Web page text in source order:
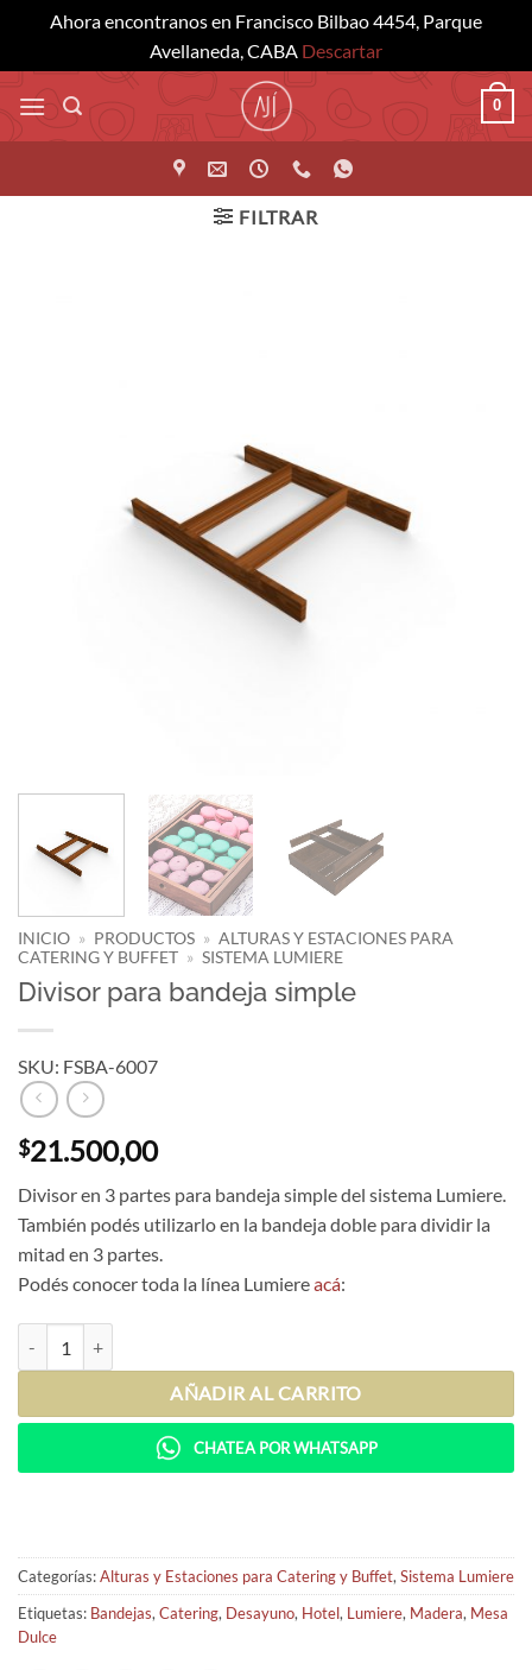
Ahora encontranos en Francisco Bilbao 4454, Parque
Avellaneda, CABA Descartar
Saltar
al
contenido
0
FILTRAR
INICIO » PRODUCTOS » ALTURAS Y ESTACIONES PARA
CATERING Y BUFFET » SISTEMA LUMIERE
Divisor para bandeja simple
SKU: FSBA-6007
$21.500,00
Divisor en 3 partes para bandeja simple del sistema Lumiere.
También podés utilizarlo en la bandeja doble para dividir la
mitad en 3 partes.
Podés conocer toda la línea Lumiereacá:
AÑADIR AL CARRITO
CHATEA POR WHATSAPP
Categorías:Alturas y Estaciones para Catering y Buffet, Sistema Lumiere
Etiquetas: Bandejas, Catering, Desayuno, Hotel, Lumiere, Madera, Mesa
Dulce